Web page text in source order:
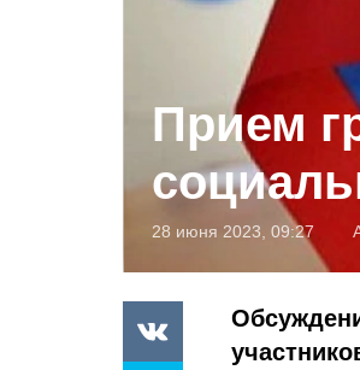
Прием
28 июня 2023, 09:27